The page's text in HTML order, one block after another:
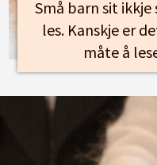
Små barn sit
les. Kanskje er
måte å